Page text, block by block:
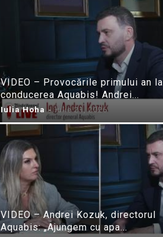
VIDEO – Provocările primului an la
conducerea Aquabis! Andrei...
Iulia Hoha - iulie 21, 2026
VIDEO – Andrei Kozuk, directorul
Aquabis: „Ajungem cu apa...